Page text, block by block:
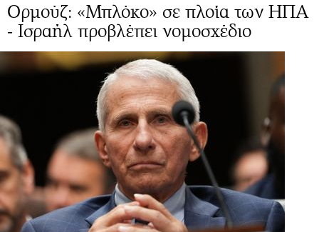
Ορμούζ: «Μπλόκο» σε πλοία των ΗΠΑ
- Ισραήλ προβλέπει νομοσχέδιο